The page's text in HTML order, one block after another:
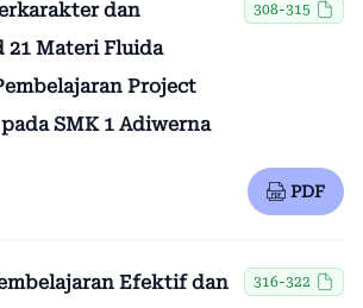
dan
21 Materi Fluida
Project
SMK 1 Adiwerna
308-315
PDF
Efektif dan
316-322